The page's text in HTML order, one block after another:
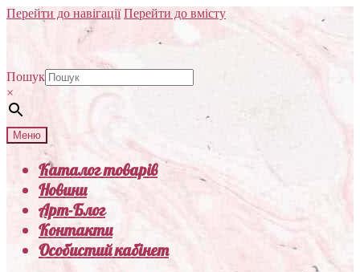
Перейти до навігації Перейти до вмісту
Пошук
×
Меню
Каталог товарів
Новини
Арт-Блог
Контакти
Особистий кабінет